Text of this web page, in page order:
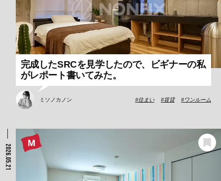
完成したSRCを見学したので、ビギナーの私
がレポート書いてみた。
ミソノカノン 住まい 賃貸 ワンルーム
2026.05.21